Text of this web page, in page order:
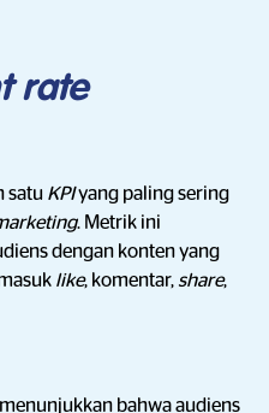
rate
satu KPIyang paling sering
. Metrik ini
dengan konten yang
like, komentar, share,
bahwa audiens